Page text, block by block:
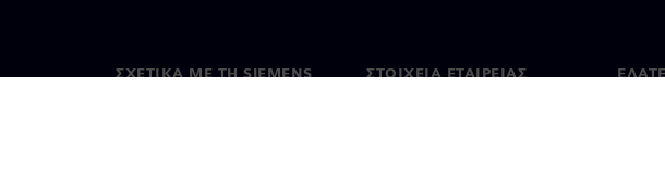
ΣΧΕΤΙΚΆ ΜΕ ΤΗ SIEMENS ΣΤΟΙΧΕΊΑ ΕΤΑΙΡΕΊΑΣ